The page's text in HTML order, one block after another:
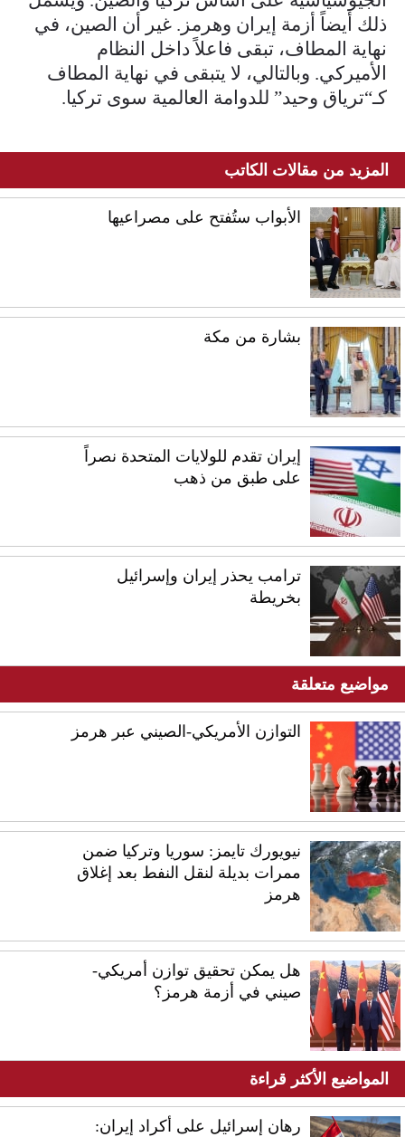
ذلك أيضاً أزمة إيران وهرمز. غير أن الصين، في
نهاية المطاف، تبقى فاعلاً داخل النظام
الأميركي. وبالتالي، لا يتبقى في نهاية المطاف
كـ“ترياق وحيد” للدوامة العالمية سوى تركيا.
المزيد من مقالات الكاتب
الأبواب ستُفتح على مصراعيها
بشارة من مكة
إيران تقدم للولايات المتحدة نصراً
على طبق من ذهب
ترامب يحذر إيران وإسرائيل
بخريطة
مواضيع متعلقة
التوازن الأمريكي-الصيني عبر هرمز
نيويورك تايمز: سوريا وتركيا ضمن
ممرات بديلة لنقل النفط بعد إغلاق
هرمز
هل يمكن تحقيق توازن أمريكي-
صيني في أزمة هرمز؟
المواضيع الأكثر قراءة
رهان إسرائيل على أكراد إيران: